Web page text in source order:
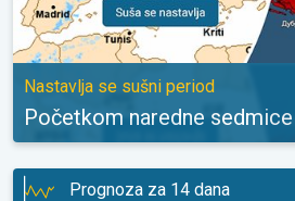
Nastavlja se sušni period
Početkom naredne
Prognoza za 14 dana